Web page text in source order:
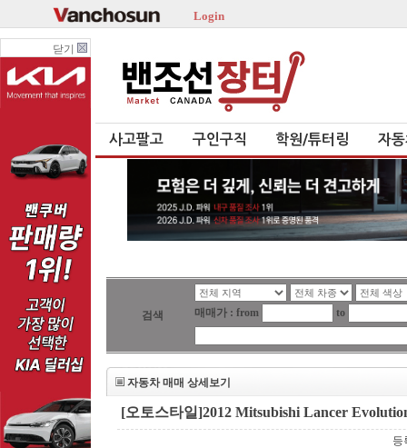
Login
닫기
사고팔고 구인구직 학원/튜터링 자
검색 매매가 : from to
자동차 매매 상세보기
[오토스타일] 2012 Mitsubishi Lancer
등